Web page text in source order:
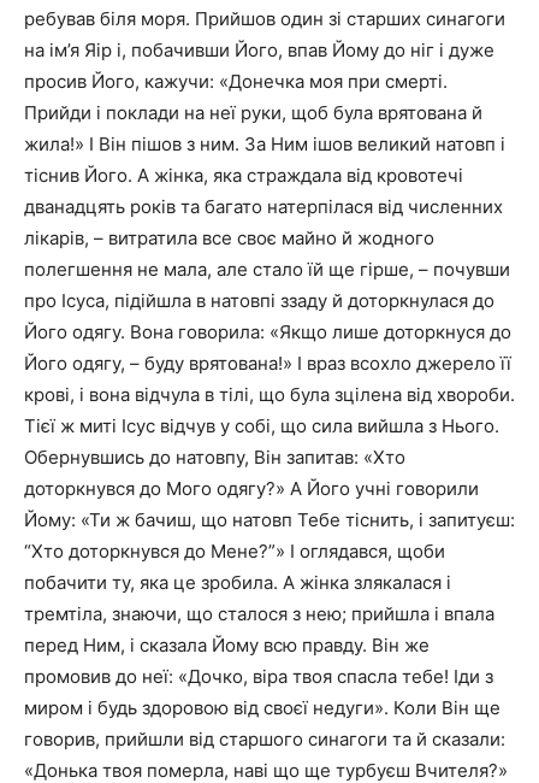
ребував біля моря. Прийшов один зі старших синагоги
на ім’я Яір і, побачивши Його, впав Йому до ніг і дуже
просив Його, кажучи: «Донечка моя при смерті.
Прийди і поклади на неї руки, щоб була врятована й
жила!» І Він пішов з ним. За Ним ішов великий натовп і
тіс­нив Його. А жінка, яка страждала від кровотечі
дванад­цять років та багато натерпілася від численних
лікарів, – витратила все своє майно й жодного
полегшення не мала, але стало їй ще гірше, – почувши
про Ісуса, підійшла в натовпі ззаду й доторкнулася до
Його одягу. Вона говорила: «Якщо лише доторкнуся до
Його одягу, – буду врятована!» І враз всохло джерело її
крові, і вона відчула в тілі, що була зцілена від хвороби.
Тієї ж миті Ісус відчув у собі, що сила вийшла з Нього.
Обернувшись до натовпу, Він запитав: «Хто
доторкнувся до Мого одягу?» А Його учні говорили
Йому: «Ти ж бачиш, що натовп Тебе тіснить, і запитуєш:
“Хто доторкнувся до Мене?”» І оглядався, щоби
побачити ту, яка це зробила. А жін­ка злякалася і
тремтіла, знаючи, що сталося з нею; прий­шла і впала
перед Ним, і сказала Йому всю правду. Він же
промовив до неї: «Дочко, віра твоя спасла тебе! Іди з
миром і будь здоровою від своєї недуги». Коли Він ще
говорив, прийшли від старшого синаго­ги та й сказали:
«Донька твоя померла, наві що ще тур­буєш Вчителя?»